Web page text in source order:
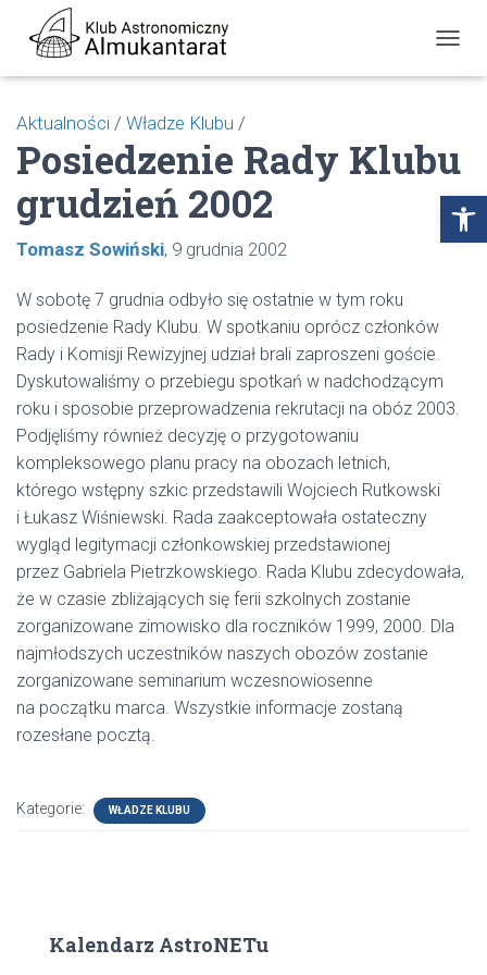
Open toolbar
R
Ą
C
N
Aktualności / Władze Klubu /
Posiedzenie Rady Klubu
grudzień 2002
Tomasz Sowiński 9 grudnia 2002
W sobotę 7 grudnia odbyło się ostatnie w tym roku
posiedzenie Rady Klubu. W spotkaniu oprócz członków
Rady i Komisji Rewizyjnej udział brali zaproszeni goście.
Dyskutowaliśmy o przebiegu spotkań w nadchodzącym
roku i sposobie przeprowadzenia rekrutacji na obóz 2003.
Podjęliśmy również decyzję o przygotowaniu
kompleksowego planu pracy na obozach letnich,
którego wstępny szkic przedstawili Wojciech Rutkowski
i Łukasz Wiśniewski. Rada zaakceptowała ostateczny
wygląd legitymacji członkowskiej przedstawionej
przez Gabriela Pietrzkowskiego. Rada Klubu zdecydowała,
że w czasie zbliżających się ferii szkolnych zostanie
zorganizowane zimowisko dla roczników 1999, 2000. Dla
najmłodszych uczestników naszych obozów zostanie
zorganizowane seminarium wczesnowiosenne
na początku marca. Wszystkie informacje zostaną
rozesłane pocztą.
Kategorie: WŁADZE KLUBU
Kalendarz AstroNETu